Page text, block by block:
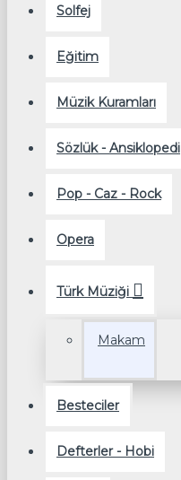
Solfej
Eğitim
Müzik Kuramları
Sözlük - Ansiklopedi
Pop - Caz - Rock
Opera
Türk Müziği
Makam
Besteciler
Defterler - Hobi